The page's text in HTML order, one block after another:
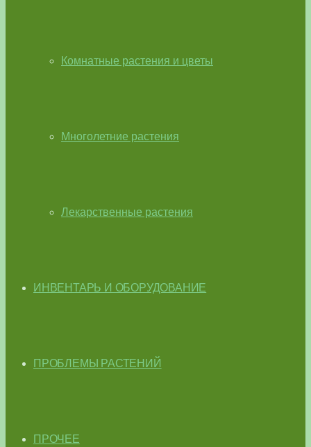
Комнатные растения и цветы
Многолетние растения
Лекарственные растения
ИНВЕНТАРЬ И ОБОРУДОВАНИЕ
ПРОБЛЕМЫ РАСТЕНИЙ
ПРОЧЕЕ